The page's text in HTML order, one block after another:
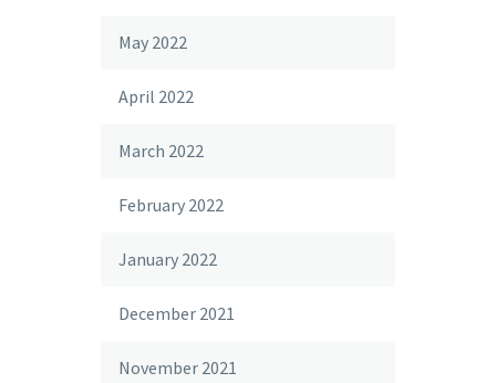
May 2022
April 2022
March 2022
February 2022
January 2022
December 2021
November 2021